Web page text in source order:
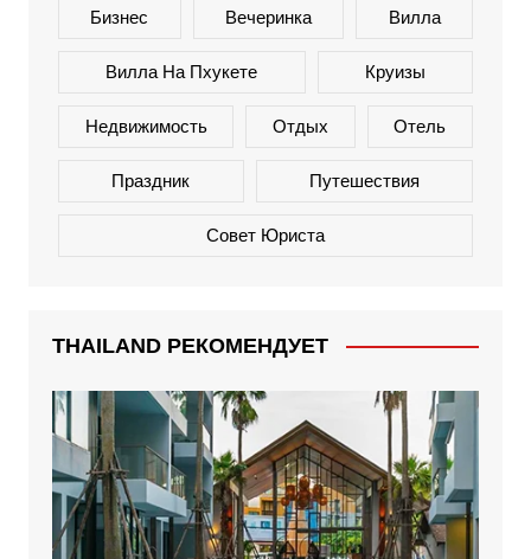
Бизнес Вечеринка Вилла
Вилла На Пхукете Круизы
Недвижимость Отдых Отель
Праздник Путешествия
Совет Юриста
THAILAND РЕКОМЕНДУЕТ